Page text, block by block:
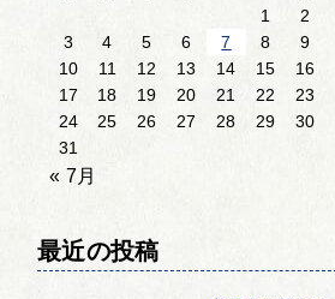
1
2
3
4 5 6 7 8
9
10
11 12 13 14 15
16
17
18 19 20 21 22
23
24
25 26 27 28 29
30
31
« 7月
最近の投稿